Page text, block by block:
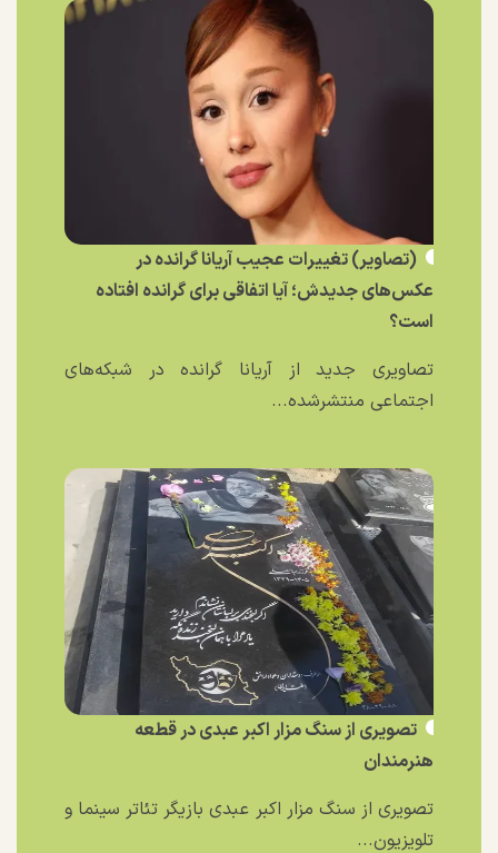
(تصاویر) تغییرات عجیب آریانا گرانده در
عکس‌های جدیدش؛ آیا اتفاقی برای گرانده افتاده
است؟
تصاویری جدید از آریانا گرانده در شبکه‌های
اجتماعی منتشرشده...
تصویری از سنگ مزار اکبر عبدی در قطعه
هنرمندان
تصویری از سنگ مزار اکبر عبدی بازیگر تئاتر سینما و
تلویزیون...